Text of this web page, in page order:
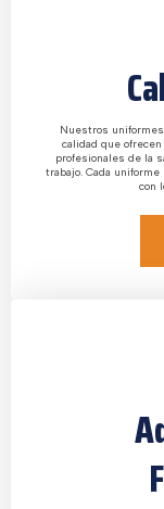
Nuestros
calidad que
profesionales de la
trabajo. Cada
con